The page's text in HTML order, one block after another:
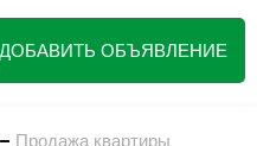
ДОБАВИТЬ ОБЪЯВЛЕНИЕ
Продажа квартиры